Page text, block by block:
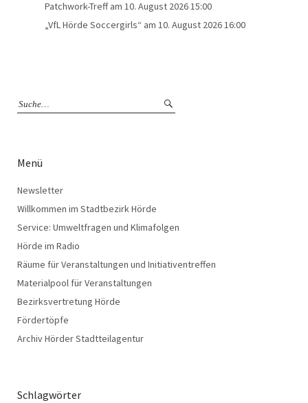
Patchwork-Treffam 10. August 2026 15:00
„VfL Hörde Soccergirls“ am 10. August 2026 16:00
Menü
Newsletter
Willkommen im Stadtbezirk Hörde
Service: Umweltfragen und Klimafolgen
Hörde im Radio
Räume für Veranstaltungen und Initiativentreffen
Materialpool für Veranstaltungen
Bezirksvertretung Hörde
Fördertöpfe
Archiv Hörder Stadtteilagentur
Schlagwörter